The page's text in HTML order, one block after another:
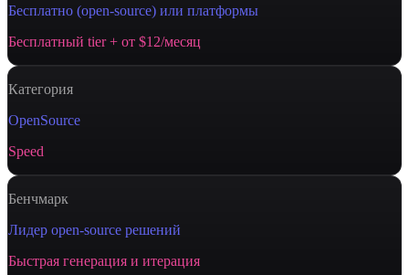
Бесплатно (open-source) или платформы
Бесплатный tier + от $12/месяц
Категория
OpenSource
Speed
Бенчмарк
Лидер open-source решений
Быстрая генерация и итерация